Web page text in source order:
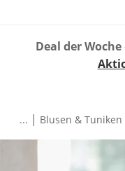
Deal der Woche
... | Blusen & Tuniken